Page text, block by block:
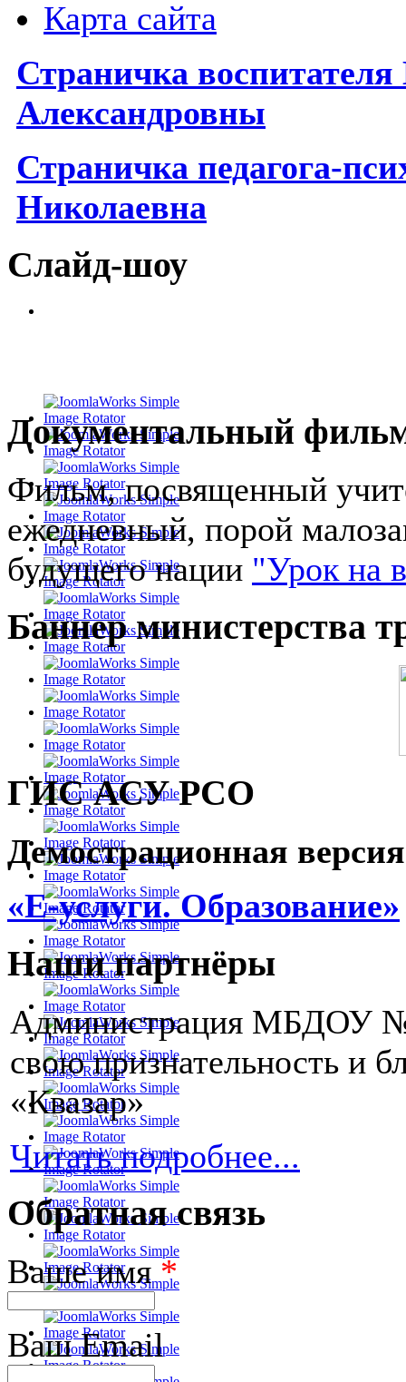
Карта сайта
Страничка
Александровны
Страничка педагога-
Николаевна
Слайд-шоу
Документальный
Фильм, посвященный
ежедневный, порой
будущего нации "Урок на
Баннер министерства
ГИС АСУ РСО
Демострационная
«Е-услуги. Образование»
Наши партнёры
Администрация МБДОУ №
свою признательность и
«Квазар»
Читать подробнее...
Обратная связь
Ваше имя*
Ваш Email